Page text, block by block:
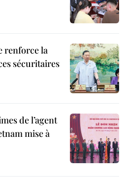
renforce la
sécuritaires
de l’agent
mise à